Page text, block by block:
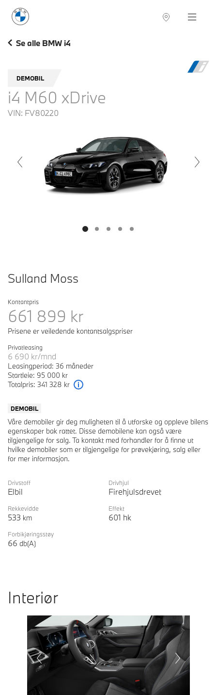
BMW Norge Navigation
Se alle BMW i4
DEMOBIL
i4 M60 xDrive
VIN: FV80220
Sulland Moss
Kontantpris
661 899 kr
Prisene er veiledende kontantsalgspriser
Privatleasing
6 690 kr/mnd
Leasingperiod: 36 måneder
Startleie: 95 000 kr
Totalpris: 341 328 kr
DEMOBIL
Våre demobiler gir deg muligheten til å utforske og oppleve bilens
egenskaper bak rattet. Disse demobilene kan også være
tilgjengelige for salg. Ta kontakt med forhandler for å finne ut
hvilke demobiler som er tilgjengelige for prøvekjøring, salg eller
for mer informasjon.
Drivstoff
Elbil
Drivhjul
Firehjulsdrevet
Rekkevidde
533 km
Effekt
601 hk
Forbikjøringsstøy
66 db(A)
Interiør
Prevoius
Next